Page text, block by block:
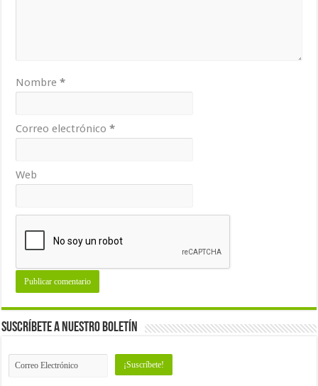
Nombre*
Correo electrónico*
Web
Suscríbete a nuestro Boletín